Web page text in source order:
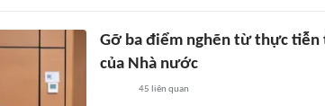
Gỡ ba điểm nghẽn từ thực tiễn
của Nhà nước
45 liên quan